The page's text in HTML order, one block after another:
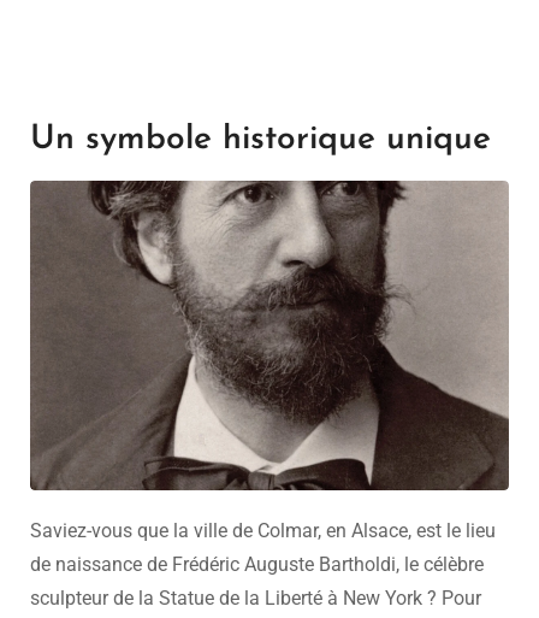
Un symbole historique unique
Saviez-vous que la ville de Colmar, en Alsace, est le lieu
de naissance de Frédéric Auguste Bartholdi, le célèbre
sculpteur de la Statue de la Liberté à New York ? Pour